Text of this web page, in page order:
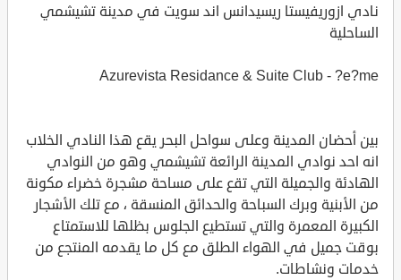
نادي ازوريفيستا ريسيدانس اند سويت في مدينة تشيشمي
الساحلية
Azurevista Residance & Suite Club - ?e?me
بين أحضان المدينة وعلى سواحل البحر يقع هذا النادي الخلاب
انه احد نوادي المدينة الرائعة تشيشمي وهو من النوادي
الهادئة والجميلة التي تقع على مساحة مشجرة خضراء مكونة
من الأبنية وبرك السباحة والحدائق المنسقة ، مع تلك الأشجار
الكبيرة المعمرة والتي تستطيع الجلوس بظلها للاستمتاع
بوقت جميل في الهواء الطلق مع كل ما يقدمه المنتجع من
خدمات ونشاطات.